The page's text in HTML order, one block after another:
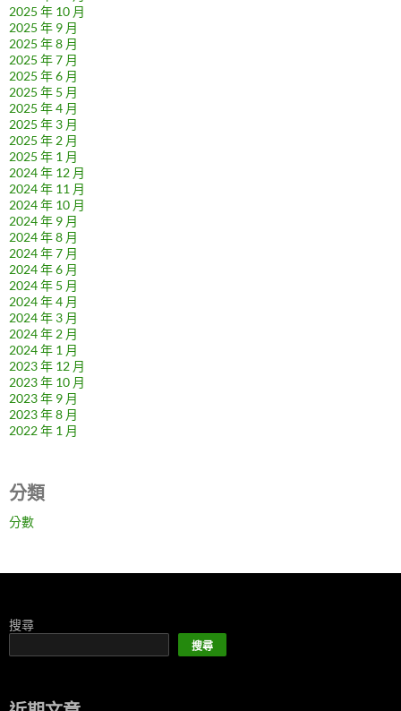
2025 年 10 月
2025 年 9 月
2025 年 8 月
2025 年 7 月
2025 年 6 月
2025 年 5 月
2025 年 4 月
2025 年 3 月
2025 年 2 月
2025 年 1 月
2024 年 12 月
2024 年 11 月
2024 年 10 月
2024 年 9 月
2024 年 8 月
2024 年 7 月
2024 年 6 月
2024 年 5 月
2024 年 4 月
2024 年 3 月
2024 年 2 月
2024 年 1 月
2023 年 12 月
2023 年 10 月
2023 年 9 月
2023 年 8 月
2022 年 1 月
分類
分數
搜尋
搜尋